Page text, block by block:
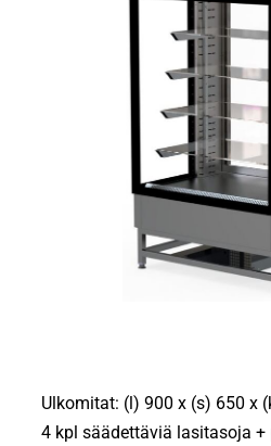
Ulkomitat: (l) 900 x (s) 650 x
4 kpl säädettäviä lasitasoja +